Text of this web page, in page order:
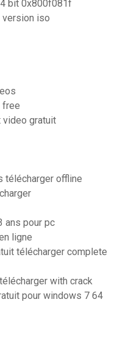
bit 0x800f081f
version iso
free
video gratuit
télécharger offline
ans pour pc
ligne
télécharger complete
with crack
pour windows 7 64